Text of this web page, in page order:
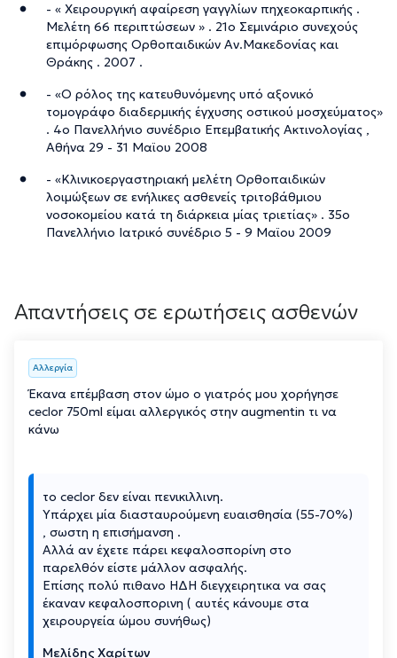
- « Χειρουργική αφαίρεση γαγγλίων πηχεοκαρπικής .
Μελέτη 66 περιπτώσεων » . 21ο Σεμινάριο συνεχούς
επιμόρφωσης Ορθοπαιδικών Αν.Μακεδονίας και
Θράκης . 2007 .
- «Ο ρόλος της κατευθυνόμενης υπό αξονικό
τομογράφο διαδερμικής έγχυσης οστικού μοσχεύματος»
. 4ο Πανελλήνιο συνέδριο Επεμβατικής Ακτινολογίας ,
Αθήνα 29 - 31 Μαϊου 2008
- «Κλινικοεργαστηριακή μελέτη Ορθοπαιδικών
λοιμώξεων σε ενήλικες ασθενείς τριτοβάθμιου
νοσοκομείου κατά τη διάρκεια μίας τριετίας» . 35ο
Πανελλήνιο Ιατρικό συνέδριο 5 - 9 Μαϊου 2009
Απαντήσεις σε ερωτήσεις ασθενών
Αλλεργία
Έκανα επέμβαση στον ώμο ο γιατρός μου χορήγησε
ceclor 750ml είμαι αλλεργικός στην augmentin τι να
κάνω
το ceclor δεν είναι πενικιλλινη.
Υπάρχει μία διασταυρούμενη ευαισθησία (55-70%)
, σωστη η επισήμανση .
Αλλά αν έχετε πάρει κεφαλοσπορίνη στο
παρελθόν είστε μάλλον ασφαλής.
Επίσης πολύ πιθανο ΗΔΗ διεγχειρητικα να σας
έκαναν κεφαλοσπορινη ( αυτές κάνουμε στα
χειρουργεία ώμου συνήθως)
Μελίδης Χαρίτων